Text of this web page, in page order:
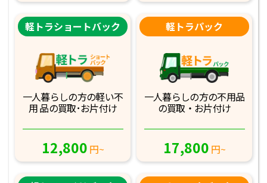
軽トラショートバック
一人暮らしの方の軽い不
用 品の買取･お片付け
12,800 円~
軽トラパック
一人暮らしの方の不用品
の買取・お片付け
17,800 円~